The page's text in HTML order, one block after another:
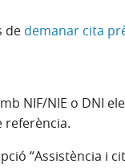
de demanar cita
NIF/NIE o DNI
referència.
“Assistència i